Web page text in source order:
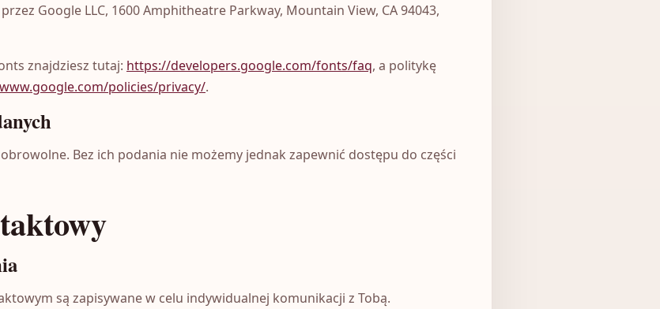
Google LLC, 1600 Amphitheatre Parkway, Mountain View, CA 94043,
znajdziesz tutaj: https://developers.google.com/fonts/faq, a politykę
policies/privacy/.
Bez ich podania nie możemy jednak zapewnić dostępu do części
są zapisywane w celu indywidualnej komunikacji z Tobą.